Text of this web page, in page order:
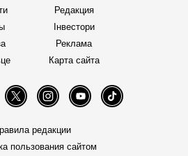
Редакция
Інвестори
Реклама
Карта сайта
Twitter InstagramYouTube TikTok
редакции
пользования сайтом